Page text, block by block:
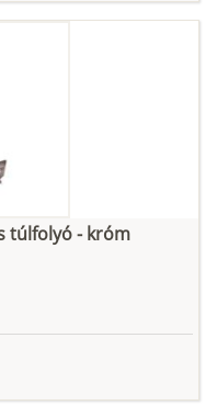
túlfolyó - króm